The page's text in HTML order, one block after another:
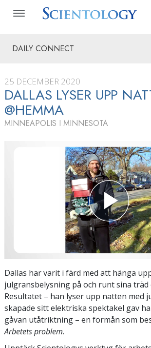
DAILY CONNECT
25 DECEMBER 2020
DALLAS LYSER UPP
@HEMMA
MINNEAPOLIS I MINNESOTA
Dallas har varit i färd med att hänga
julgransbelysning på och runt sina träd
Resultatet – han lyser upp natten med
skapade sitt elektriska spektakel gav
gåvan utåtriktning – en förmån som
Arbetets problem.